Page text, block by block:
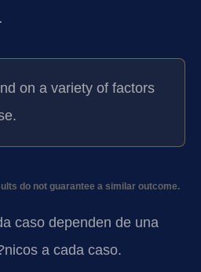
on a variety of factors
do not guarantee a similar outcome.
caso dependen de una
a cada caso.